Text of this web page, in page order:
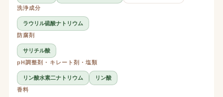
洗浄成分
ラウリル硫酸ナトリウム
防腐剤
サリチル酸
pH調整剤・キレート剤・塩類
リン酸水素二ナトリウム
リン酸
香料